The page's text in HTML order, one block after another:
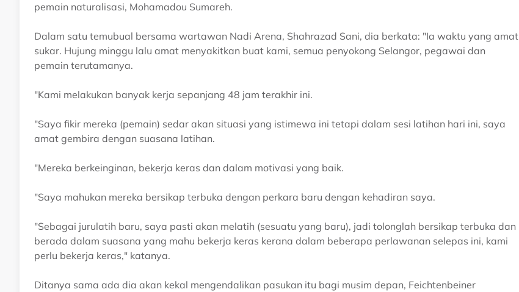
pemain naturalisasi, Mohamadou Sumareh.
Dalam satu temubual bersama wartawan Nadi Arena, Shahrazad Sani, dia berkata: "Ia waktu yang amat
sukar. Hujung minggu lalu amat menyakitkan buat kami, semua penyokong Selangor, pegawai dan
pemain terutamanya.
"Kami melakukan banyak kerja sepanjang 48 jam terakhir ini.
"Saya fikir mereka (pemain) sedar akan situasi yang istimewa ini tetapi dalam sesi latihan hari ini, saya
amat gembira dengan suasana latihan.
"Mereka berkeinginan, bekerja keras dan dalam motivasi yang baik.
"Saya mahukan mereka bersikap terbuka dengan perkara baru dengan kehadiran saya.
"Sebagai jurulatih baru, saya pasti akan melatih (sesuatu yang baru), jadi tolonglah bersikap terbuka dan
berada dalam suasana yang mahu bekerja keras kerana dalam beberapa perlawanan selepas ini, kami
perlu bekerja keras," katanya.
Ditanya sama ada dia akan kekal mengendalikan pasukan itu bagi musim depan, Feichtenbeiner